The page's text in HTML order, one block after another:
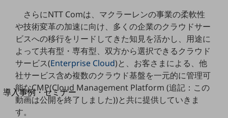
回線・ネットワーク
お手続き
別ウィンドウで開きます
サービスをご利用中のお客さま
導入事例・セミナー
導入事例TOP
さらにNTT Comは、マクラーレンの事業の柔軟性
や技術変革の加速に向け、多くの企業のクラウドサー
ビスへの移行をリードしてきた知見を活かし、用途に
よって共有型・専有型、双方から選択できるクラウド
サービス(Enterprise Cloud)と、お客さまによる、他
社サービス含め複数のクラウド基盤を一元的に管理可
能なCMP(Cloud Management Platform (追記：この
動画は公開を終了しました))と共に提供していきま
す。